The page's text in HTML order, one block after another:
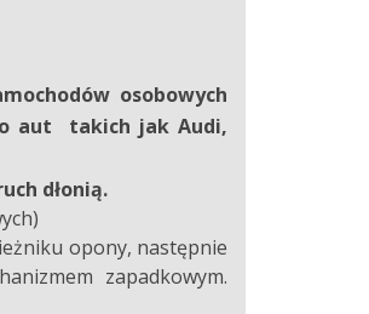
osobowych
aut takich jak Audi,
dłonią.
opony, następnie
zapadkowym.